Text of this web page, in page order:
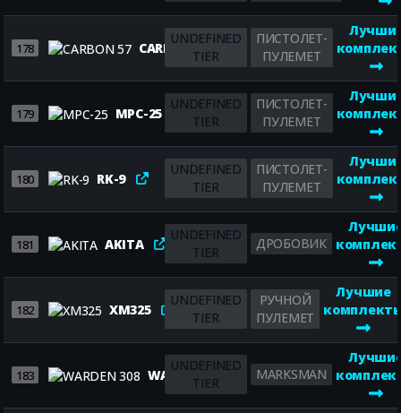
178 CARBON 57
UNDEFINED
TIER
ПИСТОЛЕТ-
ПУЛЕМЕТ
179 MPC-25
UNDEFINED
TIER
ПИСТОЛЕТ-
ПУЛЕМЕТ
180 RK-9
UNDEFINED
TIER
ПИСТОЛЕТ-
ПУЛЕМЕТ
181 AKITA
UNDEFINED
TIER
ДРОБОВИК
182 XM325
UNDEFINED
TIER
РУЧНОЙ
ПУЛЕМЕТ
Лучшие
183 WARDEN 308
UNDEFINED
TIER
MARKSMAN